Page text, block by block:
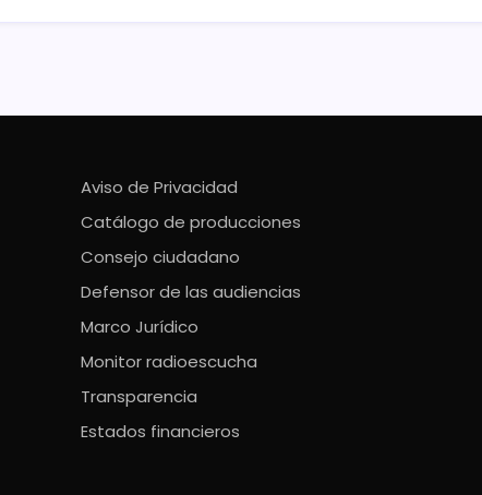
Aviso de Privacidad
Catálogo de producciones
Consejo ciudadano
Defensor de las audiencias
Marco Jurídico
Monitor radioescucha
Transparencia
Estados financieros